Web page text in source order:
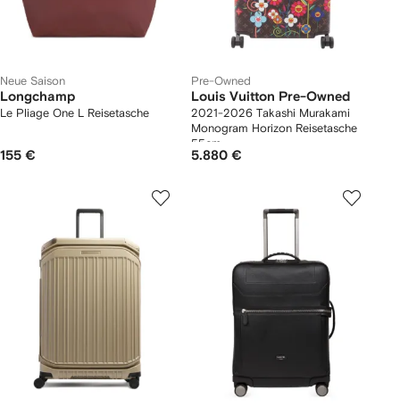
Neue Saison
Longchamp
Le Pliage One L Reisetasche
155 €
Pre-Owned
Louis Vuitton Pre-Owned
2021-2026 Takashi Murakami
Monogram Horizon Reisetasche
55cm
5.880 €